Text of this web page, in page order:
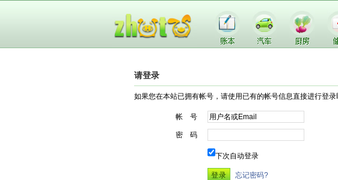
请登录
如果您在本站已拥有帐号，请使用已有的帐号信息直接进行登录
帐 号
密 码
下次自动登录
忘记密码?